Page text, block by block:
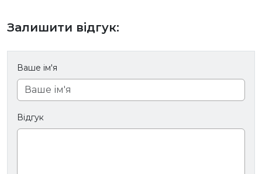
Залишити відгук:
Ваше ім'я
Відгук